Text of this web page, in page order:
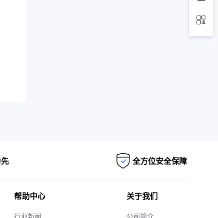
全方位安全保障
帮助中心 关于我们